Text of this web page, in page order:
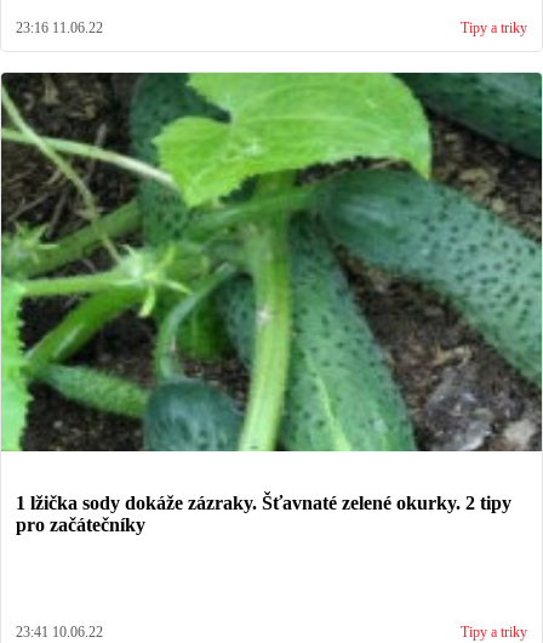
23:16 11.06.22 Tipy a triky
1 lžička sody dokáže zázraky. Šťavnaté zelené okurky. 2 tipy
pro začátečníky
23:41 10.06.22 Tipy a triky